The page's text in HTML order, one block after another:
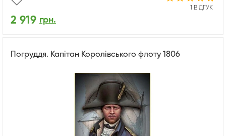
1 ВІДГУК
2 919 грн.
Погруддя. Капітан Королівського флоту 1806